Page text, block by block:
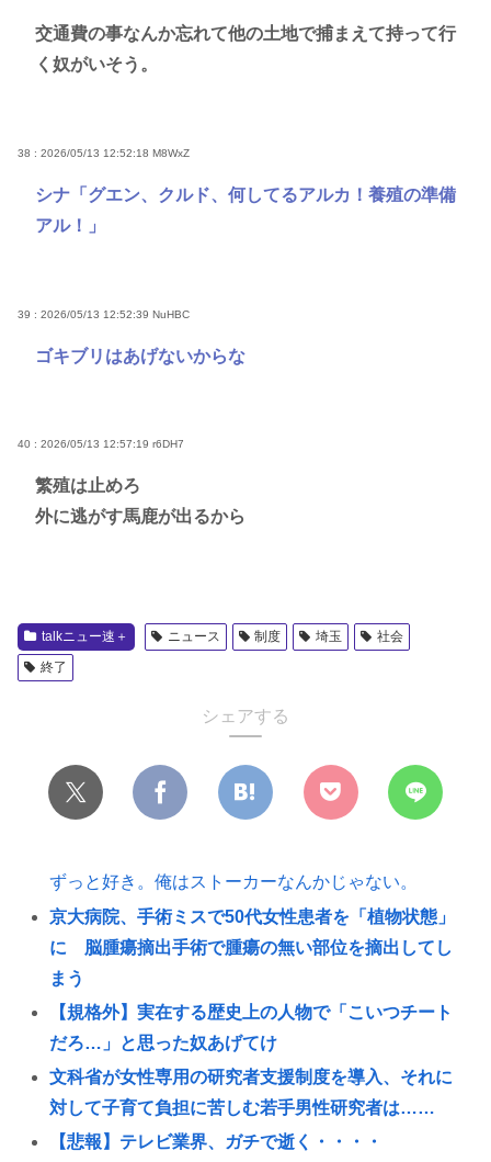
交通費の事なんか忘れて他の土地で捕まえて持って行
く奴がいそう。
38 : 2026/05/13 12:52:18 M8WxZ
シナ「グエン、クルド、何してるアルカ！養殖の準備
アル！」
39 : 2026/05/13 12:52:39 NuHBC
ゴキブリはあげないからな
40 : 2026/05/13 12:57:19 r6DH7
繁殖は止めろ
外に逃がす馬鹿が出るから
talkニュー速＋ ニュース 制度 埼玉
社会
終了
シェアする
ずっと好き。俺はストーカーなんかじゃない。
京大病院、手術ミスで50代女性患者を「植物状態」
に 脳腫瘍摘出手術で腫瘍の無い部位を摘出してし
まう
【規格外】実在する歴史上の人物で「こいつチート
だろ…」と思った奴あげてけ
文科省が女性専用の研究者支援制度を導入、それに
対して子育て負担に苦しむ若手男性研究者は……
【悲報】テレビ業界、ガチで逝く・・・・